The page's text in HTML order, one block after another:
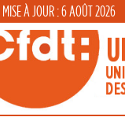
MISE À JOUR : 6 AOÛT 2026